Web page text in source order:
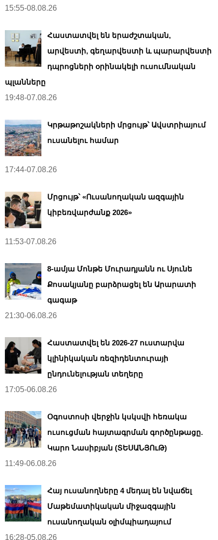
15:55-08.08.26
Հաստատվել են երաժշտական,
արվեստի, գեղարվեստի և պարարվեստի
դպրոցների օրինակելի ուսումնական
պլանները
19:48-07.08.26
Կրթաթոշակների մրցույթ՝ Ավստրիայում
ուսանելու համար
17:44-07.08.26
Մրցույթ՝ «Ուսանողական ազգային
կիբեռվարժանք 2026»
11:53-07.08.26
8-ամյա Մոնթե Մուրադյանն ու Սյունե
Քոսակյանը բարձրացել են Արարատի
գագաթ
21:30-06.08.26
Հաստատվել են 2026-27 ուստարվա
կլինիկական ռեզիդենտուրայի
ընդունելության տեղերը
17:05-06.08.26
Օգոստոսի վերջին կսկսվի հեռակա
ուսուցման հայտագրման գործընթացը.
Կարո Նասիբյան (ՏԵՍԱՆՅՈւԹ)
11:49-06.08.26
Հայ ուսանողները 4 մեդալ են նվաճել
Մաթեմատիկական միջազգային
ուսանողական օլիմպիադայում
16:28-05.08.26